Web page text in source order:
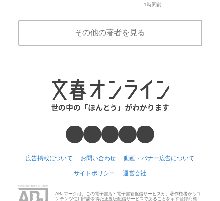
1時間前
その他の著者を見る
広告掲載について お問い合わせ 動画・バナー広告について
サイトポリシー 運営会社
ABJマークは、この電子書店・電子書籍配信サービスが、著作権者からコ
ンテンツ使用許諾を得た正規版配信サービスであることを示す登録商標